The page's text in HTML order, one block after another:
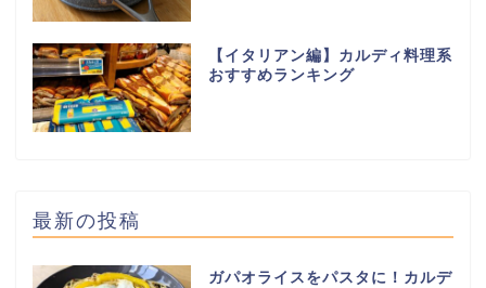
【イタリアン編】カルディ料理系
おすすめランキング
最新の投稿
ガパオライスをパスタに！カルデ